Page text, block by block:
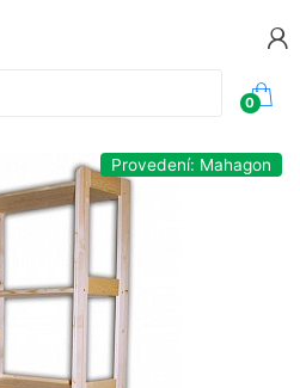
0
Provedení: Mahagon